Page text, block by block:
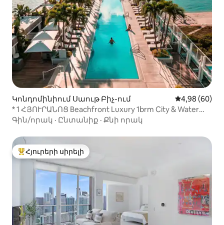
Կոնդոմինիում Սաութ Բիչ-ում Միջին
4,98 (60)
* 1 ՀՅՈՒՐԱՆՈՑ Beachfront Luxury 1brm City & Water
View
Գին/որակ · Ընտանիք · Քնի որակ
Հյուրերի սիրելի լավագույն տները
Հյուրերի սիրելի